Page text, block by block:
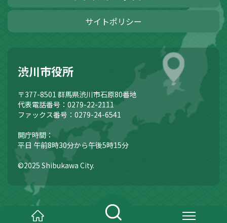
サイトポリシー
渋川市役所
〒377-8501 群馬県渋川市石原80番地
代表電話番号：0279-22-2111
ファックス番号：0279-24-6541
開庁時間：
平日 午前8時30分から午後5時15分
©2025 Shibukawa City.